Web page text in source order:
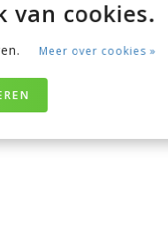
van cookies.
Meer over cookies »